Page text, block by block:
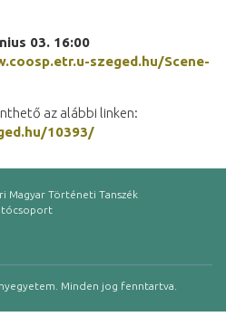
03. 16:00
szeged.hu/Scene-
az alábbi linken:
10393/
Magyar Történeti Tanszék
Minden jog fenntartva.